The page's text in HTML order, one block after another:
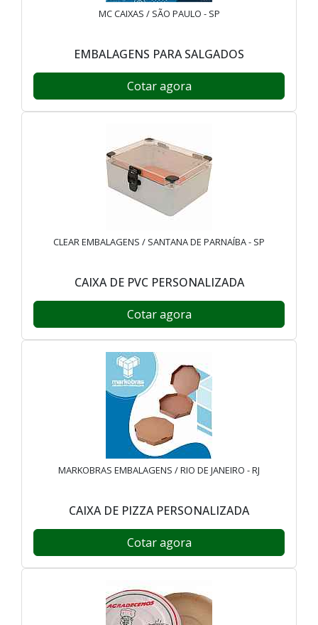
MC CAIXAS / SÃO PAULO - SP
EMBALAGENS PARA SALGADOS
Cotar agora
CLEAR EMBALAGENS / SANTANA DE PARNAÍBA - SP
CAIXA DE PVC PERSONALIZADA
Cotar agora
MARKOBRAS EMBALAGENS / RIO DE JANEIRO - RJ
CAIXA DE PIZZA PERSONALIZADA
Cotar agora